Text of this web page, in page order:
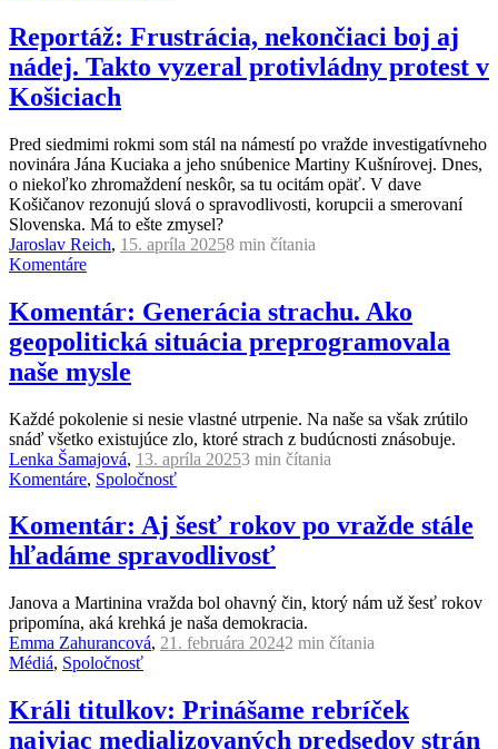
Reportáž: Frustrácia, nekončiaci boj aj
nádej. Takto vyzeral protivládny protest v
Košiciach
Pred siedmimi rokmi som stál na námestí po vražde investigatívneho
novinára Jána Kuciaka a jeho snúbenice Martiny Kušnírovej. Dnes,
o niekoľko zhromaždení neskôr, sa tu ocitám opäť. V dave
Košičanov rezonujú slová o spravodlivosti, korupcii a smerovaní
Slovenska. Má to ešte zmysel?
Jaroslav Reich, 15. apríla 20258 min čítania
Komentáre
Komentár: Generácia strachu. Ako
geopolitická situácia preprogramovala
naše mysle
Každé pokolenie si nesie vlastné utrpenie. Na naše sa však zrútilo
snáď všetko existujúce zlo, ktoré strach z budúcnosti znásobuje.
Lenka Šamajová, 13. apríla 20253 min čítania
Komentáre, Spoločnosť
Komentár: Aj šesť rokov po vražde stále
hľadáme spravodlivosť
Janova a Martinina vražda bol ohavný čin, ktorý nám už šesť rokov
pripomína, aká krehká je naša demokracia.
Emma Zahurancová, 21. februára 20242 min čítania
Médiá, Spoločnosť
Králi titulkov: Prinášame rebríček
najviac medializovaných predsedov strán